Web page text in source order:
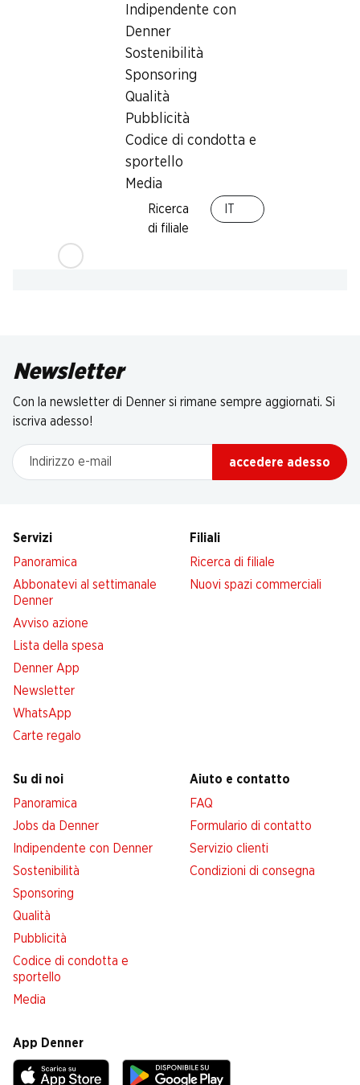
Indipendente con
Denner
Sostenibilità
Sponsoring
Qualità
Pubblicità
Codice di condotta e
sportello
Media
Ricerca
di filiale
Newsletter
Con la newsletter di Denner si rimane sempre aggiornati. Si
iscriva adesso!
Indirizzo e-mail
accedere adesso
Servizi
Panoramica
Abbonatevi al settimanale
Denner
Avviso azione
Lista della spesa
Denner App
Newsletter
WhatsApp
Carte regalo
Filiali
Ricerca di filiale
Nuovi spazi commerciali
Su di noi
Panoramica
Jobs da Denner
Indipendente con Denner
Sostenibilità
Sponsoring
Qualità
Pubblicità
Codice di condotta e
sportello
Media
Aiuto e contatto
FAQ
Formulario di contatto
Servizio clienti
Condizioni di consegna
App Denner